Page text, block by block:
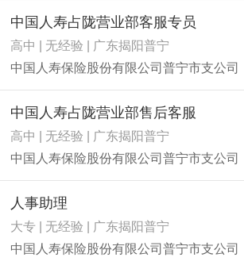
中国人寿占陇营业部客服专员
高中 | 无经验 | 广东揭阳普宁
中国人寿保险股份有限公司普宁市支公司
中国人寿占陇营业部售后客服
高中 | 无经验 | 广东揭阳普宁
中国人寿保险股份有限公司普宁市支公司
人事助理
大专 | 无经验 | 广东揭阳普宁
中国人寿保险股份有限公司普宁市支公司